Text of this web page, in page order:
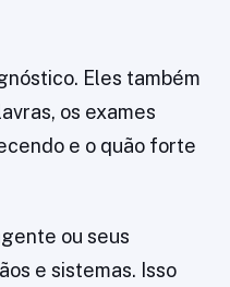
Eles também
os exames
e o quão forte
ou seus
e sistemas. Isso